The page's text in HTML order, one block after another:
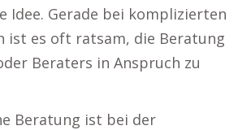
Idee. Gerade bei komplizierten
ist es oft ratsam, die Beratung
Beraters in Anspruch zu
Beratung ist bei der